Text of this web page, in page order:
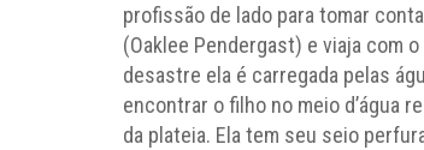
profissão de lado para tomar
(Oaklee Pendergast) e viaja com
desastre ela é carregada pelas
encontrar o filho no meio d’água
da plateia. Ela tem seu seio